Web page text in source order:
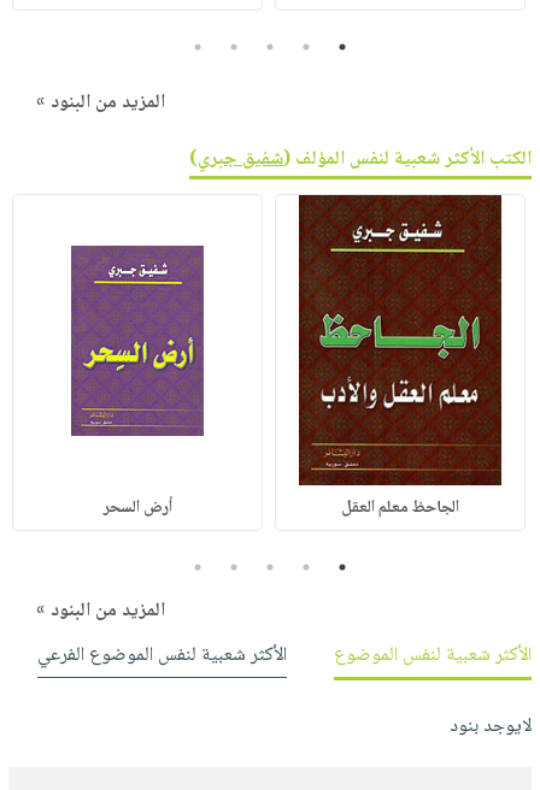
1
2
3
4
5
المزيد من البنود »
الكتب الأكثر شعبية لنفس المؤلف (شفيق جبري)
الجاحظ معلم العقل أرض السحر
1
2
3
4
5
المزيد من البنود »
الأكثر شعبية لنفس الموضوع
الأكثر شعبية لنفس الموضوع الفرعي
لايوجد بنود